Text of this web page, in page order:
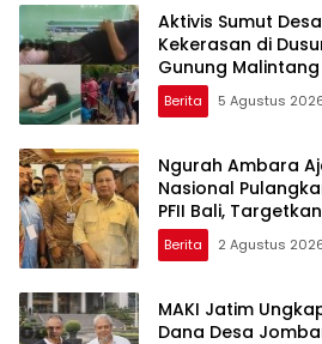
Aktivis Sumut
Kekerasan di
Gunung
Berita 5 Agustus
Ngurah Ambara
Nasional
PFII Bali,
Berita 2 Agustus
MAKI Jatim
Dana Desa